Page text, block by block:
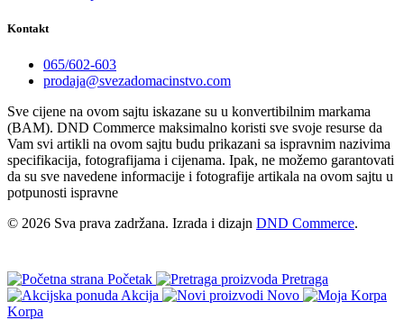
Kontakt
065/602-603
prodaja@svezadomacinstvo.com
Sve cijene na ovom sajtu iskazane su u konvertibilnim markama
(BAM). DND Commerce maksimalno koristi sve svoje resurse da
Vam svi artikli na ovom sajtu budu prikazani sa ispravnim nazivima
specifikacija, fotografijama i cijenama. Ipak, ne možemo garantovati
da su sve navedene informacije i fotografije artikala na ovom sajtu u
potpunosti ispravne
© 2026 Sva prava zadržana. Izrada i dizajn DND Commerce.
Početak
Pretraga
Akcija
Novo
Korpa